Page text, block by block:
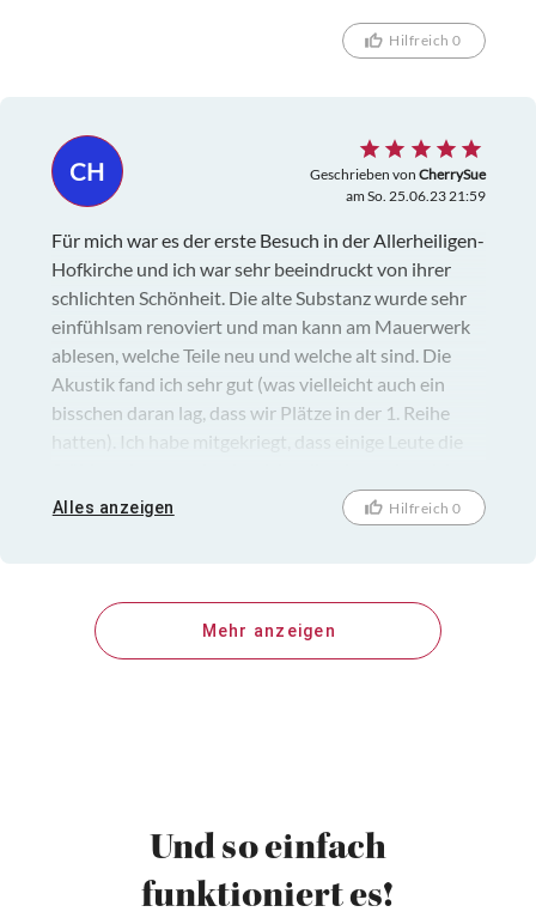
Hilfreich 0
CH Geschrieben von CherrySue
am So. 25.06.23 21:59
Für mich war es der erste Besuch in der Allerheiligen-
Hofkirche und ich war sehr beeindruckt von ihrer
schlichten Schönheit. Die alte Substanz wurde sehr
einfühlsam renoviert und man kann am Mauerwerk
ablesen, welche Teile neu und welche alt sind. Die
Akustik fand ich sehr gut (was vielleicht auch ein
bisschen daran lag, dass wir Plätze in der 1. Reihe
hatten). Ich habe mitgekriegt, dass einige Leute die
bestätigen - obwohl ich einen Hexenschuss hatte,
Alles anzeigen Hilfreich 0
Mehr anzeigen
Und so einfach
funktioniert es!